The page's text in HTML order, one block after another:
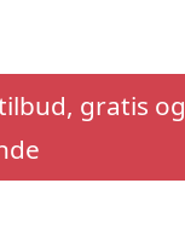
gratis og